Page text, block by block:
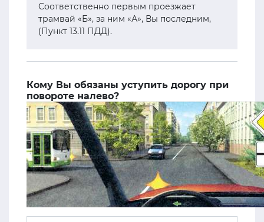
Соответственно первым проезжает
трамвай «Б», за ним «А», Вы последним,
(Пункт 13.11 ПДД).
Кому Вы обязаны уступить дорогу при
повороте налево?